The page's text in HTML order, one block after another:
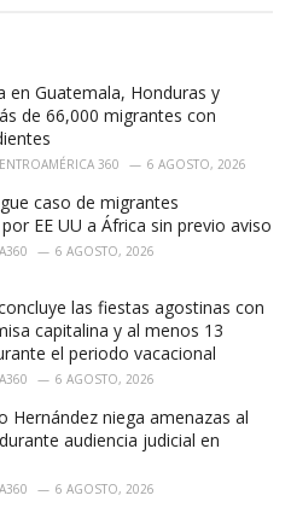
en Guatemala, Honduras y
de 66,000 migrantes con
360 6 AGOSTO, 2026
caso de migrantes
EE UU a África sin previo aviso
6 AGOSTO, 2026
las fiestas agostinas con
capitalina y al menos 13
el periodo vacacional
6 AGOSTO, 2026
Hernández niega amenazas al
audiencia judicial en
6 AGOSTO, 2026